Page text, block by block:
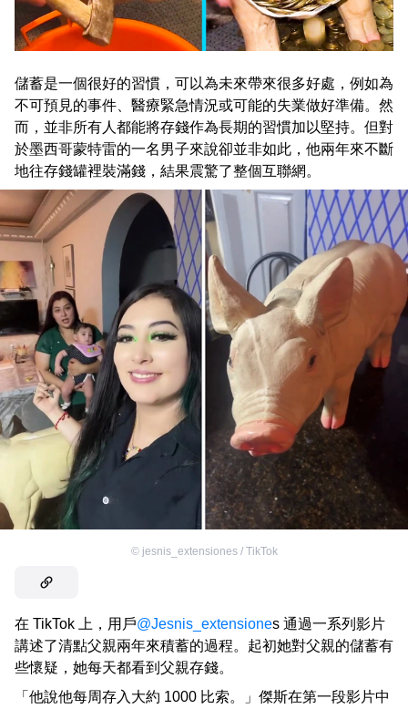
儲蓄是一個很好的習慣，可以為未來帶來很多好處，例如為
不可預見的事件、醫療緊急情況或可能的失業做好準備。然
而，並非所有人都能將存錢作為長期的習慣加以堅持。但對
於墨西哥蒙特雷的一名男子來說卻並非如此，他兩年來不斷
地往存錢罐裡裝滿錢，結果震驚了整個互聯網。
© jesnis_extensiones / TikTok
在 TikTok 上，用戶@Jesnis_extensiones 通過一系列影片
講述了清點父親兩年來積蓄的過程。起初她對父親的儲蓄有
些懷疑，她每天都看到父親存錢。
「他說他每周存入大約 1000 比索。」傑斯在第一段影片中